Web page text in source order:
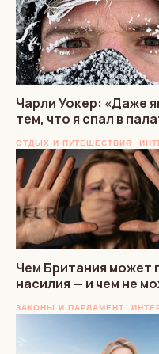
Чарли Уокер: «Даже
тем, что я спал в
ОТДЫХ И ПУТЕШЕСТВИЯ
Чем Британия может
насилия — и чем не
ЗАКОНЫ И ПАРЛАМЕНТ